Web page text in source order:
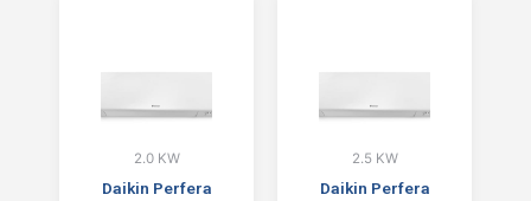
2.0 KW
Daikin Perfera
2.5 KW
Daikin Perfera